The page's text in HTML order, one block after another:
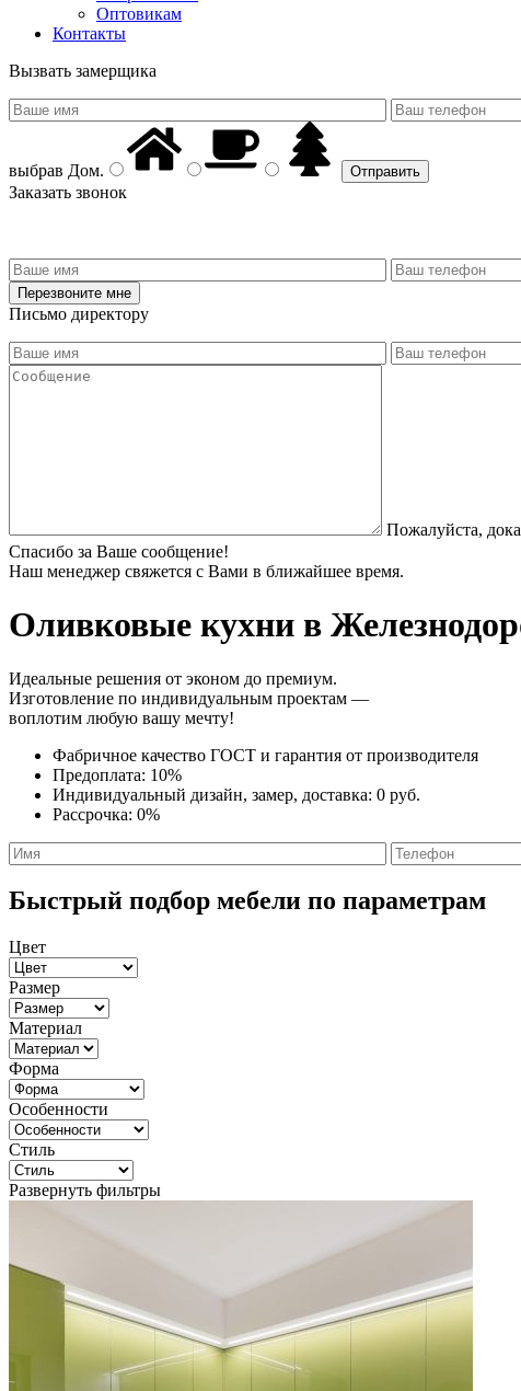
Оптовикам
Контакты
Вызвать замерщика
выбрав Дом.
Заказать звонок
Письмо директору
Пожалуйста,
Спасибо за Ваше сообщение!
Наш менеджер свяжется с Вами в ближайшее время.
Оливковые кухни в
Идеальные решения от эконом до премиум.
Изготовление по индивидуальным проектам —
воплотим любую вашу мечту!
Фабричное качество ГОСТ и гарантия от производителя
Предоплата: 10%
Индивидуальный дизайн, замер, доставка: 0 руб.
Рассрочка: 0%
Быстрый подбор мебели по параметрам
Цвет
Размер
Материал
Форма
Особенности
Стиль
Развернуть фильтры